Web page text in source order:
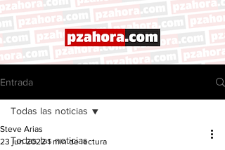
Entrada
Todas las noticias
Todas las noticias
Steve Arias
23 jun 2022 1 min de lectura